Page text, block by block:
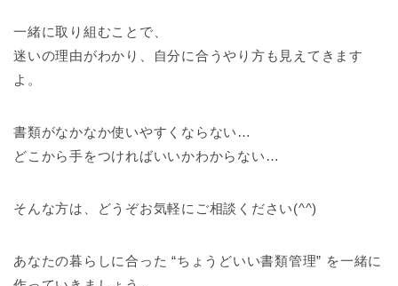
一緒に取り組むことで、
迷いの理由がわかり、自分に合うやり方も見えてきます
よ。
書類がなかなか使いやすくならない…
どこから手をつければいいかわからない…
そんな方は、どうぞお気軽にご相談ください(^^)
あなたの暮らしに合った “ちょうどいい書類管理” を一緒に